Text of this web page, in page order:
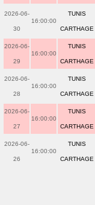
2026-06-
30
16:00:00
TUNIS
CARTHAGE
2026-06-
29
16:00:00
TUNIS
CARTHAGE
2026-06-
28
16:00:00
TUNIS
CARTHAGE
2026-06-
27
16:00:00
TUNIS
CARTHAGE
2026-06-
26
16:00:00
TUNIS
CARTHAGE